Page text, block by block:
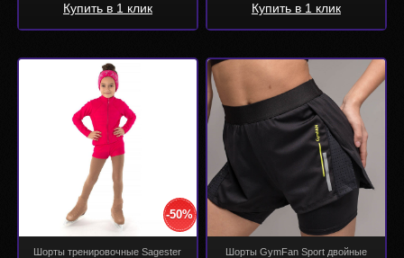
Купить в 1 клик Купить в 1 клик
-50%
Шорты тренировочные Sagester
Шорты GymFan Sport двойные